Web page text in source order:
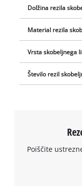
Dolžina rezila
Material rezila
Vrsta skobeljnega
Število rezil
Poiščite